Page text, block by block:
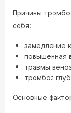
Причины
себя:
замедление
повышенная
травмы
тромбоз
Основные